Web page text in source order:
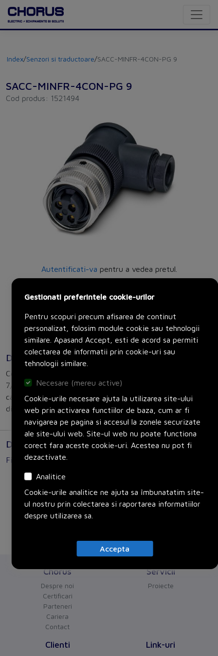
Index/Senzori si traductoare/SACC-MINFR-4CON-PG 9
SACC-MINFR-4CON-PG 9
Cod produs: 1521494
Autentificati-va pentru a vedea pretul.
Set:1 bucati
Adauga in cos
Descriere
Connector, Universal, 4-position, Socket angled
7/8"-16UNF, A, Screw connection, knurl material: Zinc die-
cast, nickel-plated, cable gland Pg9, external cable
diameter 6 mm ... 8 mm
Documente
Fisa tehnica
SACC-MINFR-4CON-PG 9
Chorus
Despre noi
Certificari
Parteneri
Cariera
Contact
Servicii
Proiecte
Clienti Link-uri
Gestionati preferintele cookie-urilor
Pentru scopuri precum afisarea de continut
personalizat, folosim module cookie sau tehnologii
similare. Apasand Accept, esti de acord sa permiti
colectarea de informatii prin cookie-uri sau
tehnologii similare.
Necesare (mereu active)
Cookie-urile necesare ajuta la utilizarea site-ului
web prin activarea functiilor de baza, cum ar fi
navigarea pe pagina si accesul la zonele securizate
ale site-ului web. Site-ul web nu poate functiona
corect fara aceste cookie-uri. Acestea nu pot fi
dezactivate.
Analitice
Cookie-urile analitice ne ajuta sa îmbunatatim site-
ul nostru prin colectarea si raportarea informatiilor
despre utilizarea sa.
Accepta